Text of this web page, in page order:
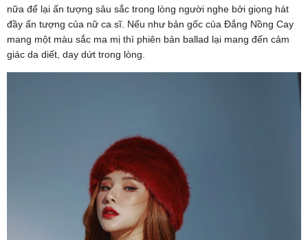
nữa để lại ấn tượng sâu sắc trong lòng người nghe bởi giọng hát
đầy ấn tượng của nữ ca sĩ. Nếu như bản gốc của Đắng Nồng Cay
mang một màu sắc ma mị thì phiên bản ballad lại mang đến cảm
giác da diết, day dứt trong lòng.